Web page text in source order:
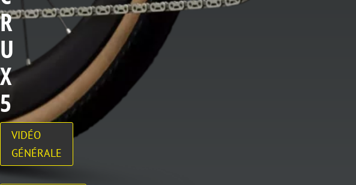
R
U
X
5
VIDÉO
GÉNÉRALE